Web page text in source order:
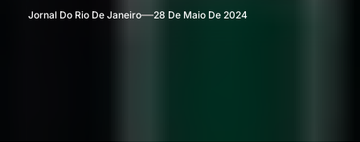
Jornal Do Rio De Janeiro 28 De Maio De 2024